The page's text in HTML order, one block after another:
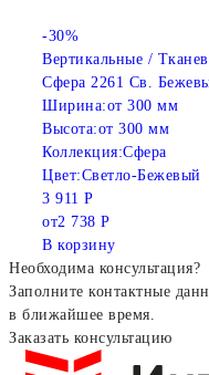
-30%
Вертикальные /
Сфера 2261 Св.
Ширина:от 300 мм
Высота:от 300 мм
Коллекция:Сфера
Цвет:Светло-Бежевый
3 911 Р
от2 738 Р
В корзину
Необходима консультация?
Заполните контактные
в ближайшее время.
Заказать консультацию